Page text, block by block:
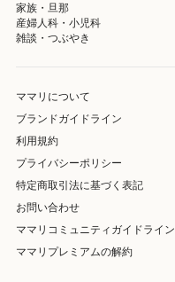
家族・旦那
産婦人科・小児科
雑談・つぶやき
ママリについて
ブランドガイドライン
利用規約
プライバシーポリシー
特定商取引法に基づく表記
お問い合わせ
ママリコミュニティガイドライン
ママリプレミアムの解約